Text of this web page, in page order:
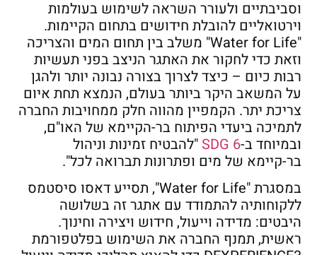
וסביבתיים ולעורר השראה לשימוש בעולמות
וירטואליים להובלת חידושים בתחום הקיימות.
"Water for Life" משלב בין תחום המים והצריכה
וזאת כדי לחקור את האתגר הניצב בפני תעשיות
רבות כיום – כיצד לצרוך בצורה נבונה יותר ולהגן
על המשאב היקר ביותר בעולם, הנמצא תחת איום
צריכת יתר. הקמפיין מהווה חלק ממחויבות החברה
לתמיכה ביעדי הפיתוח בר-הקיימא של האו"ם,
ובמיוחד ב-SDG 6"להבטיח זמינות וניהול
בר-קיימא של מים ופתרונות תברואה לכל".
במסגרת "Water for Life", תסייע דאסו סיסטמס
ללקוחותיה להתמודד עם אתגר זה בשלושה
היבטים: מדידה וייעול, חידוש ויצירה וחינוך.
ראשית, תמנף החברה את השימוש בפלטפורמת